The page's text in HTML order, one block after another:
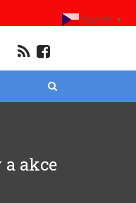
a akce
Czech ▼